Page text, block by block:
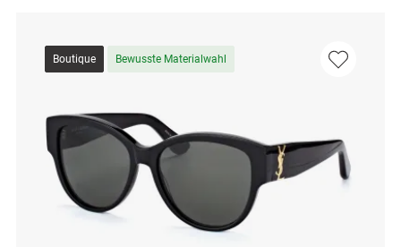
Boutique Bewusste Materialwahl